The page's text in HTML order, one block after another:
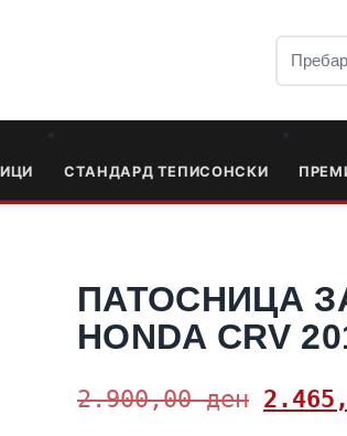
СТАНДАРД ТЕПИСОНСКИ
ПАТОСНИЦА
HONDA CRV
2.900,00ден